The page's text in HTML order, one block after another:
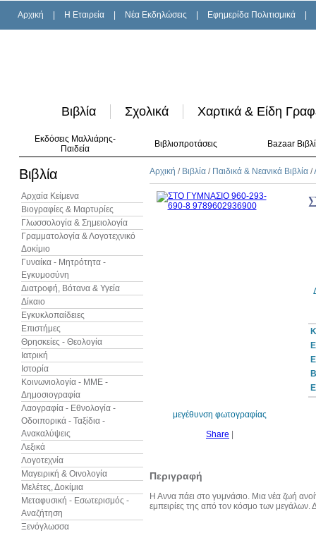
Αρχική H Εταιρεία Νέα Εκδηλώσεις Εφημερίδα Πολιτισμικά
Βιβλία Σχολικά Χαρτικά & Είδη
Εκδόσεις Μαλλιάρης-
Παιδεία
Βιβλιοπροτάσεις Bazaar
Βιβλία
Αρχαία Κείμενα
Βιογραφίες & Μαρτυρίες
Γλωσσολογία & Σημειολογία
Γραμματολογία & Λογοτεχνικό
Δοκίμιο
Γυναίκα - Μητρότητα -
Εγκυμοσύνη
Διατροφή, Βότανα & Υγεία
Δίκαιο
Εγκυκλοπαίδειες
Επιστήμες
Θρησκείες - Θεολογία
Ιατρική
Ιστορία
Κοινωνιολογία - ΜΜΕ -
Δημοσιογραφία
Λαογραφία - Εθνολογία -
Οδοιπορικά - Ταξίδια -
Ανακαλύψεις
Λεξικά
Λογοτεχνία
Μαγειρική & Οινολογία
Μελέτες, Δοκίμια
Μεταφυσική - Εσωτερισμός -
Αναζήτηση
Ξενόγλωσσα
Αρχική / Βιβλία / Παιδικά & Νεανικά Βιβλία /
μεγέθυνση φωτογραφίας
Share
Περιγραφή
Η Αννα πάει στο γυμνάσιο. Μια νέα ζωή
εμπειρίες της από τον κόσμο των μεγάλων.